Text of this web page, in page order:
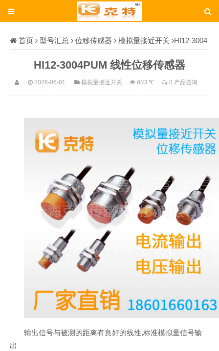
首页 型号汇总 位移传感器 模拟量接近开关 HI12-3004
HI12-3004PUM 线性位移传感器
2026-06-01 模拟量接近开关 603℃ 0 产品咨询
输出信号与被测的距离有良好的线性,标准模拟量信号输
出